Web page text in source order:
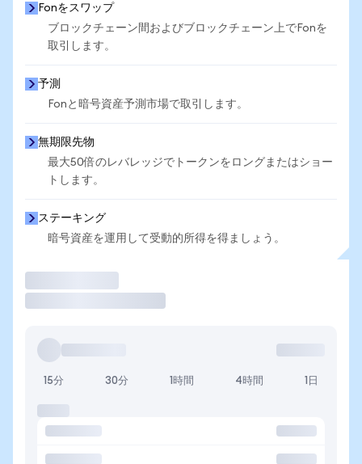
Fonをスワップ
ブロックチェーン間およびブロックチェーン上でFonを
取引します。
予測
Fonと暗号資産予測市場で取引します。
無期限先物
最大50倍のレバレッジでトークンをロングまたはショー
トします。
ステーキング
暗号資産を運用して受動的所得を得ましょう。
15分 30分 1時間 4時間 1日